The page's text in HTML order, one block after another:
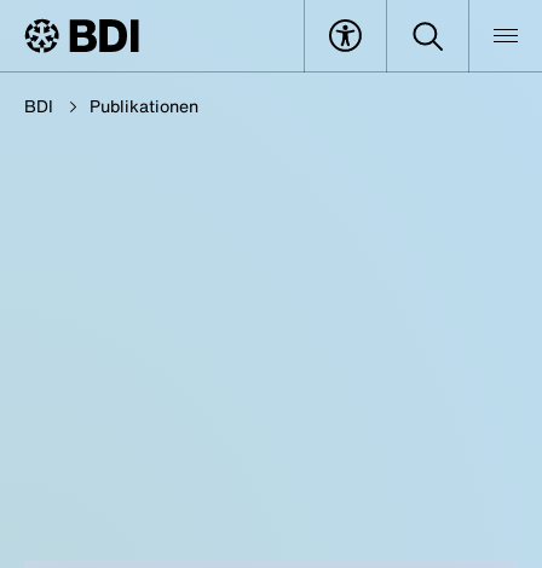
BDI Publikationen